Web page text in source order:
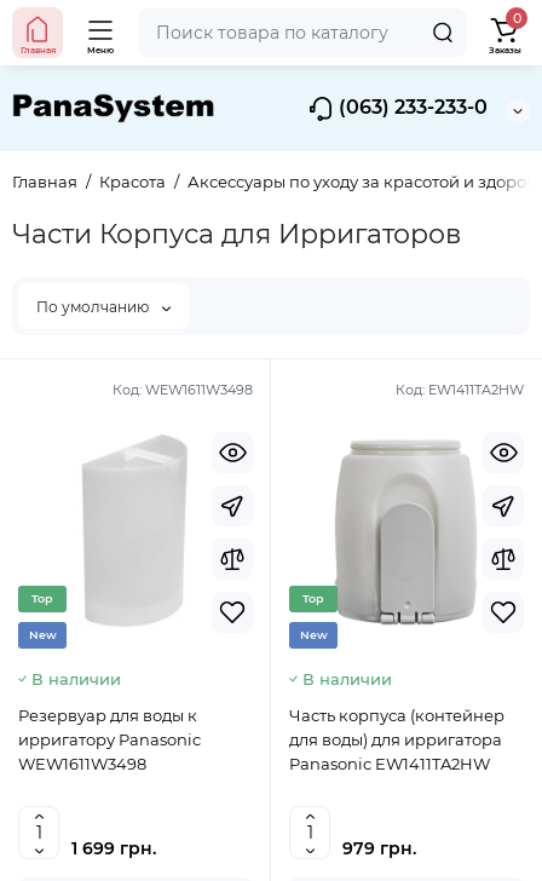
(063) 233-233-0
Главная Меню
0
Заказы
Главная Красота Аксессуары по уходу за красотой и
Части Корпуса для Ирригаторов
По умолчанию
Код: WEW1611W3498
Top
New
В наличии
Резервуар для воды к
ирригатору Panasonic
WEW1611W3498
1 699 грн.
Код: EW1411TA2HW
Top
New
В наличии
Часть корпуса (контейнер
для воды) для ирригатора
Panasonic EW1411TA2HW
979 грн.